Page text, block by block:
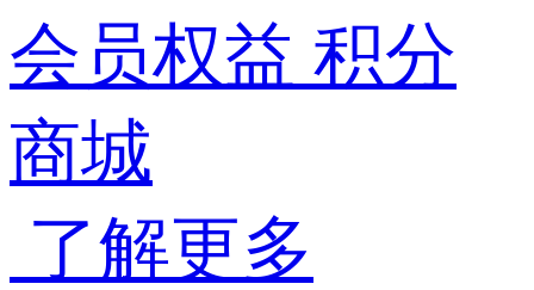
会员权益 积分
商城
了解更多